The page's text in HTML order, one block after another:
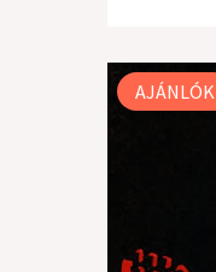
AJÁNLÓK